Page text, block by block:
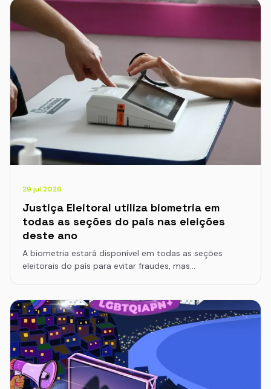
29 jul 2026
Justiça Eleitoral utiliza biometria em
todas as seções do país nas eleições
deste ano
A biometria estará disponível em todas as seções
eleitorais do país para evitar fraudes, mas…